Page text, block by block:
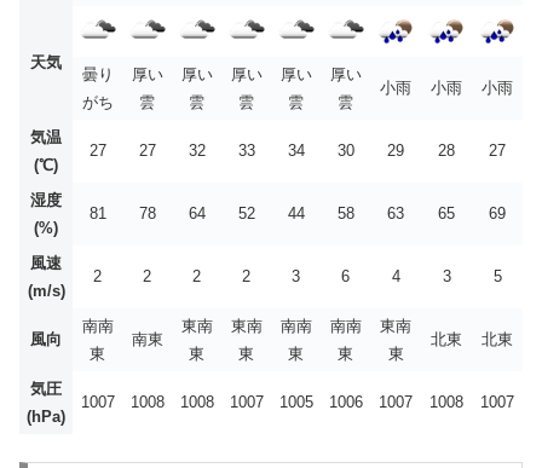
天気
曇り
がち
厚い
雲
厚い
雲
厚い
雲
厚い
雲
厚い
雲
小雨 小雨 小雨
気温
(℃)
27 27 32 33 34 30 29 28 27
湿度
(%)
81 78 64 52 44 58 63 65 69
風速
(m/s)
2 2 2 2 3 6 4 3 5
風向
南南
東
南東
東南
東
東南
東
南南
東
南南
東
東南
東
北東 北東
気圧
(hPa)
1007 1008 1008 1007 1005 1006 1007 1008 1007